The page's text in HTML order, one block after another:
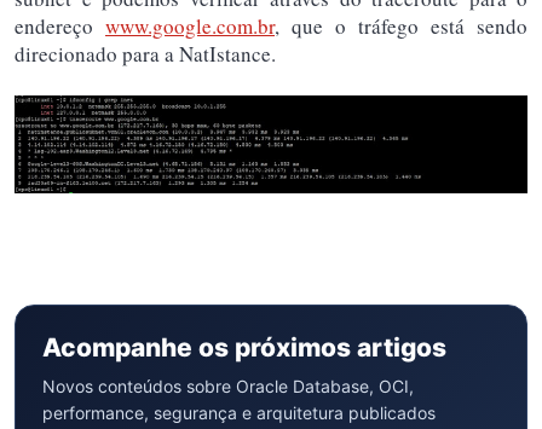
endereço www.google.com.br, que o tráfego está sendo
direcionado para a NatIstance.
Acompanhe os próximos artigos
Novos conteúdos sobre Oracle Database, OCI,
performance, segurança e arquitetura publicados